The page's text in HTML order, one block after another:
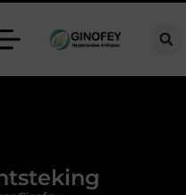
met een boxspring met